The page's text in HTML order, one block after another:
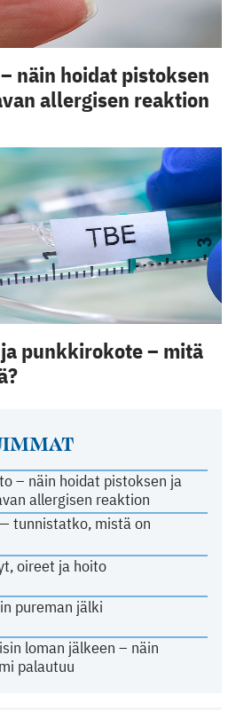
– näin hoidat pistoksen ja
allergisen reaktion
tunnistatko, mistä on
oireet ja hoito
pureman jälki
loman jälkeen – näin
palautuu
näin hoidat pistoksen
allergisen reaktion
punkkirokote – mitä